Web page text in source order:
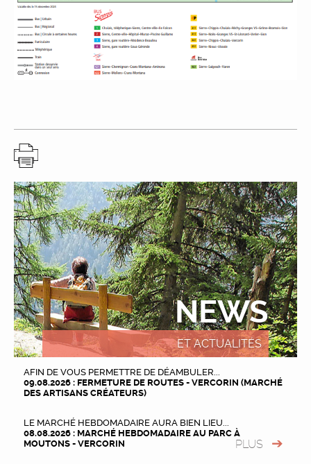
NEWS
ET ACTUALITÉS
AFIN DE VOUS PERMETTRE DE DÉAMBULER...
09.08.2026 : FERMETURE DE ROUTES - VERCORIN (MARCHÉ
DES ARTISANS CRÉATEURS)
LE MARCHÉ HEBDOMADAIRE AURA BIEN LIEU...
08.08.2026 : MARCHÉ HEBDOMADAIRE AU PARC À
MOUTONS - VERCORIN
PLUS